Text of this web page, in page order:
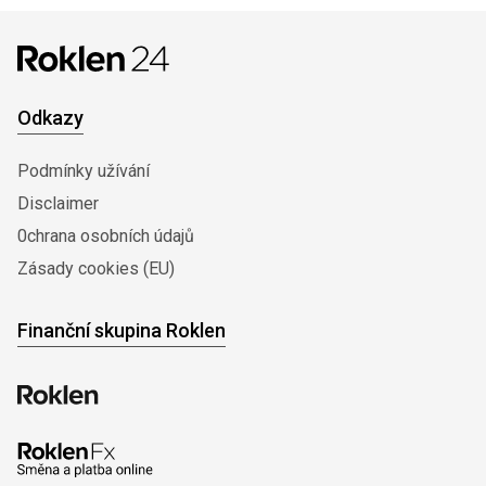
Odkazy
Podmínky užívání
Disclaimer
0chrana osobních údajů
Zásady cookies (EU)
Finanční skupina Roklen